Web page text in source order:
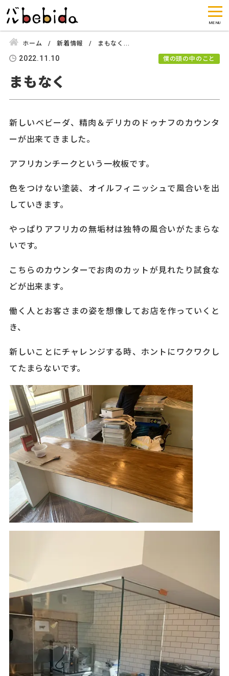
ホーム 新着情報 まもなく...
2022.11.10 僕の頭の中のこと
まもなく
新しいベビーダ、精肉＆デリカのドゥナフのカウンタ
ーが出来てきました。
アフリカンチークという一枚板です。
色をつけない塗装、オイルフィニッシュで風合いを出
していきます。
やっぱりアフリカの無垢材は独特の風合いがたまらな
いです。
こちらのカウンターでお肉のカットが見れたり試食な
どが出来ます。
働く人とお客さまの姿を想像してお店を作っていくと
き、
新しいことにチャレンジする時、ホントにワクワクし
てたまらないです。